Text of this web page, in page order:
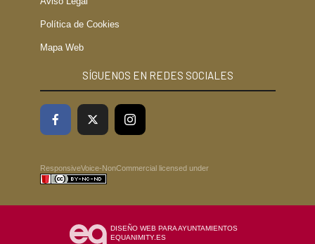
Política de Cookies
Mapa Web
SÍGUENOS EN REDES SOCIALES
ResponsiveVoice-NonCommerciallicensed under
DISEÑO WEB PARA AYUNTAMIENTOS
EQUANIMITY.ES